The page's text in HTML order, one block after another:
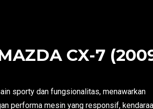
CX-7
sporty dan fungsionalitas, menawarkan
performa mesin yang responsif,